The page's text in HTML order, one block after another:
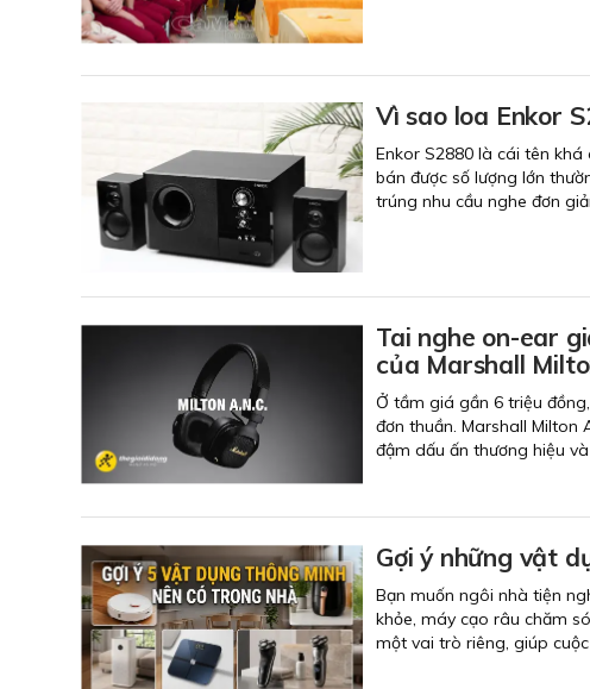
Vì sao loa Enkor
Enkor S2880 là cái tên
bán được số lượng lớn
trúng nhu cầu nghe đơn
Tai nghe on-ear
của Marshall
Ở tầm giá gần 6 triệu
đơn thuần. Marshall Milton
đậm dấu ấn thương hiệu
Gợi ý những vật
Bạn muốn ngôi nhà tiện
khỏe, máy cạo râu chăm
một vai trò riêng, giúp